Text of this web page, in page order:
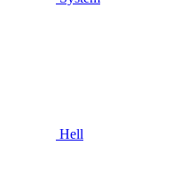
Hell